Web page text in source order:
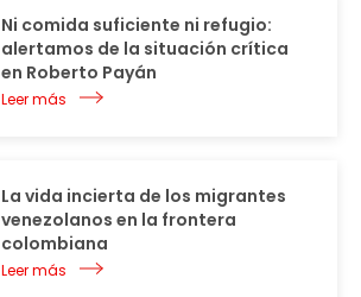
Ni comida suficiente ni refugio:
alertamos de la situación crítica
en Roberto Payán
Leer más
La vida incierta de los migrantes
venezolanos en la frontera
colombiana
Leer más